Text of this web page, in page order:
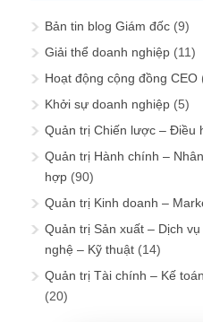
Bản tin blog Giám đốc (9)
Giải thể doanh nghiệp (11)
Hoạt động cộng đồng CEO
Khởi sự doanh nghiệp (5)
Quản trị Chiến lược – Điều
Quản trị Hành chính –
hợp (90)
Quản trị Kinh doanh –
Quản trị Sản xuất – Dịch vụ
nghệ – Kỹ thuật (14)
Quản trị Tài chính – Kế
(20)